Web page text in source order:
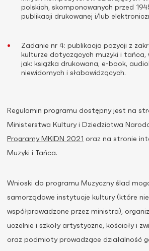
polskich, skomponowanych przed
publikacji drukowanej i/lub
Zadanie nr 4: publikacja pozycji z
kulturze dotyczących muzyki i
jak: książka drukowana, e-book,
niewidomych i słabowidzących.
Regulamin programu dostępny jest na
Ministerstwa Kultury i Dziedzictwa
Programy MKIDN 2021 oraz na stronie
Muzyki i Tańca.
Wnioski do programu Muzyczny ślad
samorządowe instytucje kultury (które
współprowadzone przez ministra),
uczelnie i szkoły artystyczne, kościoły i
oraz podmioty prowadzące działalność